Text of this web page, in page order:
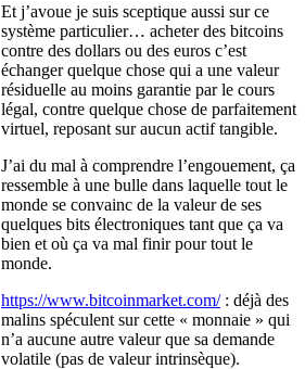
Et j’avoue je suis sceptique aussi sur ce
système particulier… acheter des bitcoins
contre des dollars ou des euros c’est
échanger quelque chose qui a une valeur
résiduelle au moins garantie par le cours
légal, contre quelque chose de parfaitement
virtuel, reposant sur aucun actif tangible.
J’ai du mal à comprendre l’engouement, ça
ressemble à une bulle dans laquelle tout le
monde se convainc de la valeur de ses
quelques bits électroniques tant que ça va
bien et où ça va mal finir pour tout le
monde.
https://www.bitcoinmarket.com/: déjà des
malins spéculent sur cette « monnaie » qui
n’a aucune autre valeur que sa demande
volatile (pas de valeur intrinsèque).